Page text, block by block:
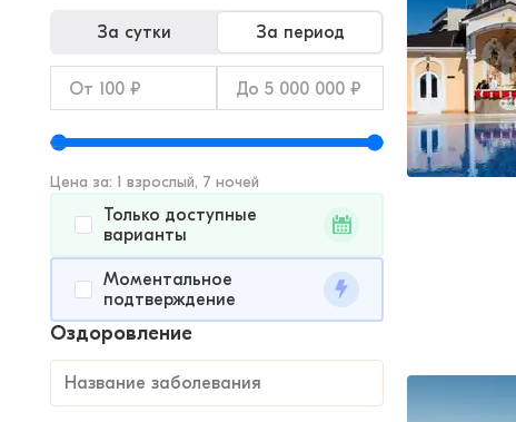
За сутки За период
Цена за: 1 взрослый, 7 ночей
Только доступные
варианты
Моментальное
подтверждение
Оздоровление